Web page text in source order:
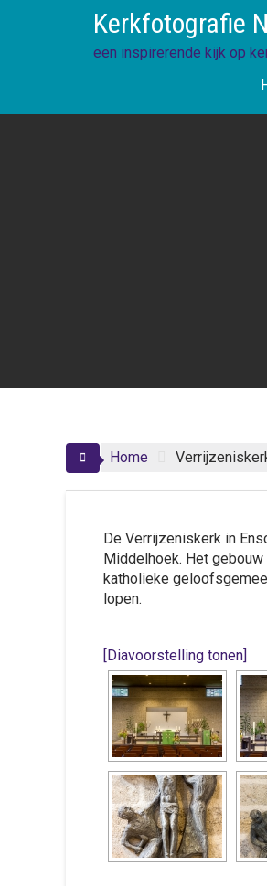
Kerkfotografie
een inspirerende kijk op
Home
De Verrijzeniskerk in
Middelhoek. Het
katholieke
lopen.
[Diavoorstelling tonen]